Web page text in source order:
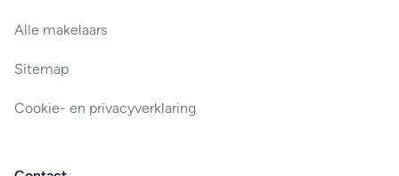
Alle makelaars
Sitemap
Cookie- en privacyverklaring